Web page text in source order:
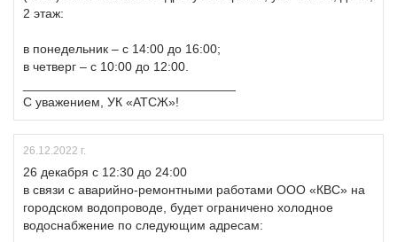
2 этаж:
в понедельник – с 14:00 до 16:00;
в четверг – с 10:00 до 12:00.
С уважением, УК «АТСЖ»!
26.12.2022 г.
26 декабря с 12:30 до 24:00
в связи с аварийно-ремонтными работами ООО «КВС» на
городском водопроводе, будет ограничено холодное
водоснабжение по следующим адресам: